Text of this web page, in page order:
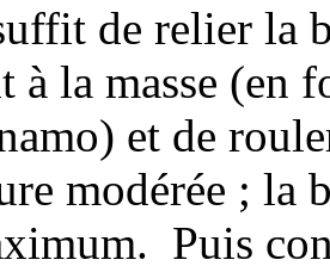
de relier la
à la masse (en
et de
modérée ; la
Puis